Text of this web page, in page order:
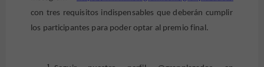
con tres requisitos indispensables que deberán cumplir
los participantes para poder optar al premio final.